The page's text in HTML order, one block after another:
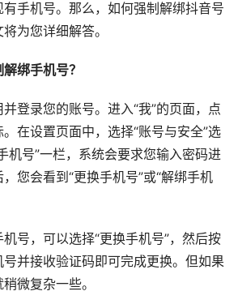
手机号。那么，如何强制解绑抖音号
为您详细解答。
绑手机号？
登录您的账号。进入“我”的页面，点
在设置页面中，选择“账号与安全”选
机号”一栏，系统会要求您输入密码进
您会看到“更换手机号”或“解绑手机
号，可以选择“更换手机号”，然后按
并接收验证码即可完成更换。但如果
微复杂一些。